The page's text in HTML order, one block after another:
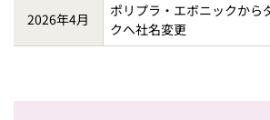
2026年4月
ポリプラ・エボニックから
クへ社名変更